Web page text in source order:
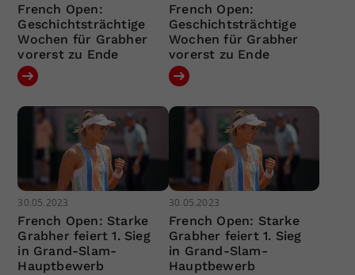
French Open:
Geschichtsträchtige
Wochen für Grabher
vorerst zu Ende
French Open:
Geschichtsträchtige
Wochen für Grabher
vorerst zu Ende
30.05.2023
French Open: Starke
Grabher feiert 1. Sieg
in Grand-Slam-
Hauptbewerb
30.05.2023
French Open: Starke
Grabher feiert 1. Sieg
in Grand-Slam-
Hauptbewerb